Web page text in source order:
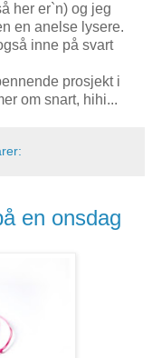
her er`n) og jeg
en anelse lysere.
inne på svart
prosjekt i
om snart, hihi...
en onsdag